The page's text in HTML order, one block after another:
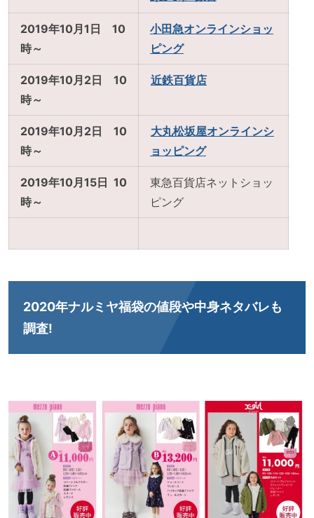
2019年10月1日 10
時～
小田急オンラインショッ
ピング
2019年10月2日 10
時～
近鉄百貨店
2019年10月2日 10
時～
大丸松坂屋オンラインシ
ョッピング
2019年10月15日 10
時～
東急百貨店ネットショッ
ピング
2020年ナルミヤ福袋の値段や中身ネタバレも
調査!